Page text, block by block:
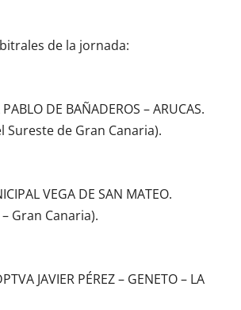
de la jornada:
DE BAÑADEROS – ARUCAS.
Sureste de Gran Canaria).
VEGA DE SAN MATEO.
Gran Canaria).
JAVIER PÉREZ – GENETO – LA